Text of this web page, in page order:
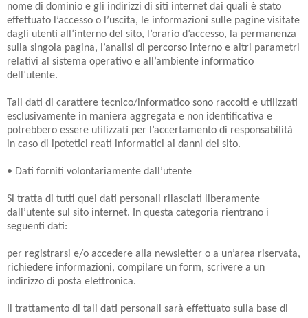
nome di dominio e gli indirizzi di siti internet dai quali è stato
effettuato l’accesso o l’uscita, le informazioni sulle pagine visitate
dagli utenti all’interno del sito, l’orario d’accesso, la permanenza
sulla singola pagina, l’analisi di percorso interno e altri parametri
relativi al sistema operativo e all’ambiente informatico
dell’utente.
Tali dati di carattere tecnico/informatico sono raccolti e utilizzati
esclusivamente in maniera aggregata e non identificativa e
potrebbero essere utilizzati per l’accertamento di responsabilità
in caso di ipotetici reati informatici ai danni del sito.
• Dati forniti volontariamente dall’utente
Si tratta di tutti quei dati personali rilasciati liberamente
dall’utente sul sito internet. In questa categoria rientrano i
seguenti dati:
per registrarsi e/o accedere alla newsletter o a un’area riservata,
richiedere informazioni, compilare un form, scrivere a un
indirizzo di posta elettronica.
Il trattamento di tali dati personali sarà effettuato sulla base di